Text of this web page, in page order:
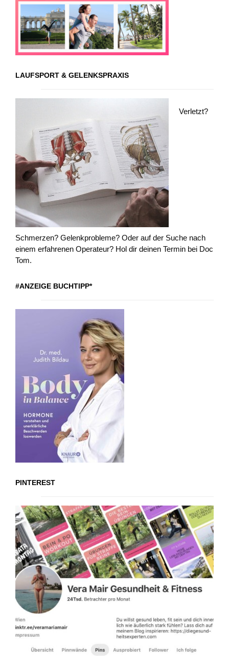
LAUFSPORT & GELENKSPRAXIS
Verletzt?
Schmerzen? Gelenkprobleme? Oder auf der Suche nach
einem erfahrenen Operateur? Hol dir deinen Termin bei Doc
Tom.
#ANZEIGE BUCHTIPP*
PINTEREST